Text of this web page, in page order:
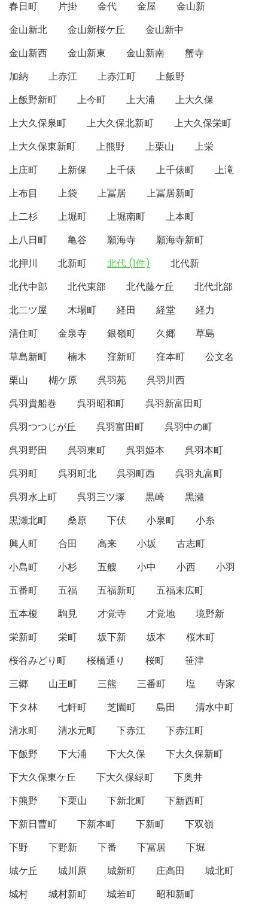
春日町 片掛 金代 金屋
金山新
金山新北
金山新桜ケ丘
金山新中
金山新西
金山新東 金山新南
蟹寺
加納
上赤江 上赤江町
上飯野
上飯野新町
上今町 上大浦
上大久保
上大久保泉町
上大久保北新町
上大久保栄町
上大久保東新町
上熊野 上栗山
上栄
上庄町
上新保 上千俵 上千俵町
上滝
上布目
上袋 上冨居
上冨居新町
上二杉
上堀町 上堀南町
上本町
上八日町
亀谷 願海寺
願海寺新町
北押川
北新町 北代 (1件)
北代新
北代中部
北代東部 北代藤ケ丘
北代北部
北二ツ屋
木場町 経田 経堂
経力
清住町
金泉寺 銀嶺町 久郷
草島
草島新町
楠木 窪新町 窪本町
公文名
栗山
楜ケ原 呉羽苑
呉羽川西
呉羽貴船巻
呉羽昭和町
呉羽新富田町
呉羽つつじが丘
呉羽富田町
呉羽中の町
呉羽野田
呉羽東町 呉羽姫本
呉羽本町
呉羽町
呉羽町北 呉羽町西
呉羽丸富町
呉羽水上町
呉羽三ツ塚 黒崎
黒瀬
黒瀬北町
桑原 下伏 小泉町
小糸
興人町
合田 高来 小坂
古志町
小島町
小杉 五艘 小中 小西
小羽
五番町
五福 五福新町
五福末広町
五本榎
駒見 才覚寺 才覚地
境野新
栄新町
栄町 坂下新 坂本
桜木町
桜谷みどり町
桜橋通り 桜町
笹津
三郷
山王町 三熊 三番町 塩
寺家
下タ林
七軒町 芝園町 島田
清水中町
清水町
清水元町 下赤江
下赤江町
下飯野
下大浦 下大久保
下大久保新町
下大久保東ケ丘
下大久保緑町
下奥井
下熊野
下栗山 下新北町
下新西町
下新日曹町
下新本町 下新町
下双嶺
下野
下野新 下番 下冨居
下堀
城ケ丘
城川原 城新町 庄高田
城北町
城村
城村新町 城若町
昭和新町